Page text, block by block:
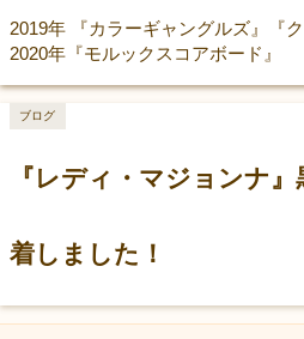
2019年 『カラーギャングルズ』『ク
2020年『モルックスコアボード』
『レディ・マジョンナ
着しました！
ブログ